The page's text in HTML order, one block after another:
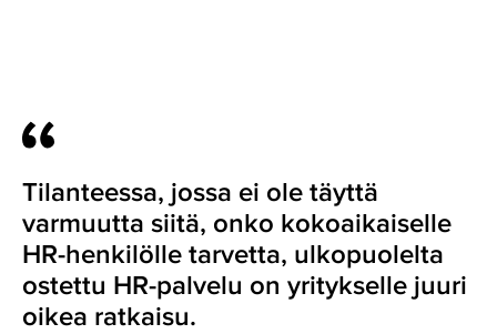
Tilanteessa, jossa ei ole täyttä
varmuutta siitä, onko kokoaikaiselle
HR-henkilölle tarvetta, ulkopuolelta
ostettu HR-palvelu on yritykselle juuri
oikea ratkaisu.